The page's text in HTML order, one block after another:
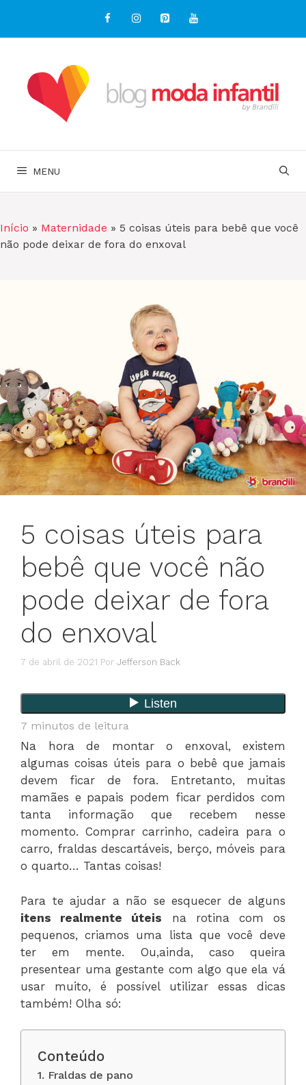
o
MENU
Início » Maternidade » 5 coisas úteis para bebê que você
não pode deixar de fora do enxoval
5 coisas úteis para
bebê que você não
pode deixar de fora
do enxoval
7 de abril de 2021 Por Jefferson Back
7 minutos de leitura
Na hora de montar o enxoval, existem
algumas coisas úteis para o bebê que jamais
devem ficar de fora. Entretanto, muitas
mamães e papais podem ficar perdidos com
tanta informação que recebem nesse
momento. Comprar carrinho, cadeira para o
carro, fraldas descartáveis, berço, móveis para
o quarto… Tantas coisas!
Para te ajudar a não se esquecer de alguns
itens realmente úteis na rotina com os
pequenos, criamos uma lista que você deve
ter em mente. Ou,ainda, caso queira
presentear uma gestante com algo que ela vá
usar muito, é possível utilizar essas dicas
também! Olha só:
Conteúdo
1. Fraldas de pano